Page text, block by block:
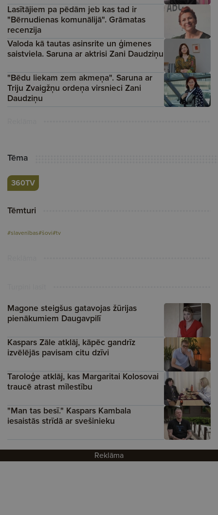
Lasītājiem pa pēdām jeb kas tad ir
"Bērnudienas komunālijā". Grāmatas
recenzija
Valoda kā tautas asinsrite un ģimenes
saistviela. Saruna ar aktrisi Zani Daudziņu
"Bēdu liekam zem akmeņa". Saruna ar
Triju Zvaigžņu ordeņa virsnieci Zani
Daudziņu
Tēma
360TV
Tēmturi
#slavenības#šovi#tv
Magone steigšus gatavojas žūrijas
pienākumiem Daugavpilī
Kaspars Zāle atklāj, kāpēc gandrīz
izvēlējās pavisam citu dzīvi
Taroloģe atklāj, kas Margaritai Kolosovai
traucē atrast mīlestību
"Man tas besī." Kaspars Kambala
iesaistās strīdā ar svešinieku
Reklāma